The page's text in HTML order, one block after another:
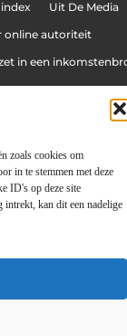
zoals cookies om
in te stemmen met deze
ID's op deze site
kan dit een nadelige
Uit De Media
online autoriteit
in een
Rights Reserved © 2025